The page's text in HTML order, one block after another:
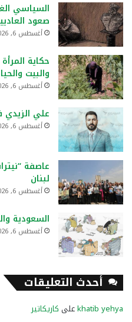
السياسي
صعود
أغسطس 6, 2026
حكاية
والبيت
أغسطس 6, 2026
علي
أغسطس 6, 2026
عاصفة
لبنان
أغسطس 6, 2026
السعودية
أغسطس 6, 2026
أحدث التعليقات
khatib yehyaعلى كاريكاتير